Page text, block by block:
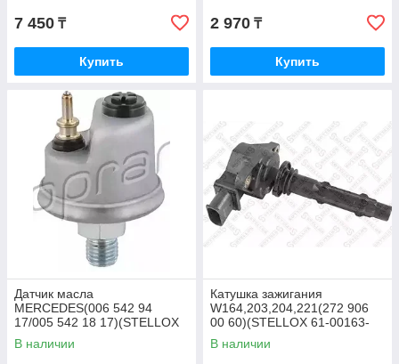
7 450 ₸
Купить
2 970 ₸
Купить
Датчик масла
MERCEDES(006 542 94
17/005 542 18 17)(STELLOX
06-08018-SX)
В наличии
Катушка зажигания
W164,203,204,221(272 906
00 60)(STELLOX 61-00163-
SX)
В наличии